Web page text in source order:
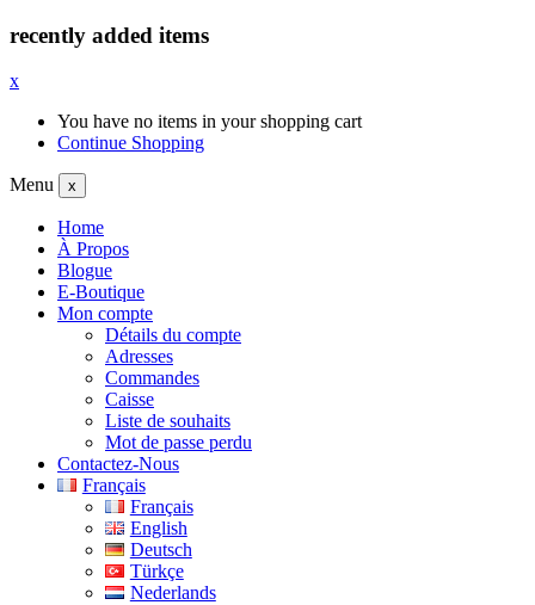
recently added items
x
You have no items in your shopping cart
Continue Shopping
Menu x
Home
À Propos
Blogue
E-Boutique
Mon compte
Détails du compte
Adresses
Commandes
Caisse
Liste de souhaits
Mot de passe perdu
Contactez-Nous
Français
Français
English
Deutsch
Türkçe
Nederlands